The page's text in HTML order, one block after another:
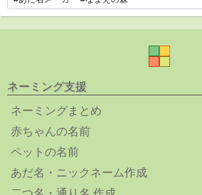
ネーミング支援
ネーミングまとめ
赤ちゃんの名前
ペットの名前
あだ名・ニックネーム作成